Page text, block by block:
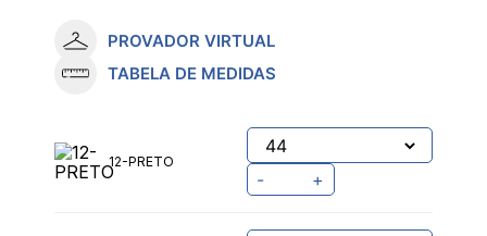
PROVADOR VIRTUAL
TABELA DE MEDIDAS
12-PRETO
- +